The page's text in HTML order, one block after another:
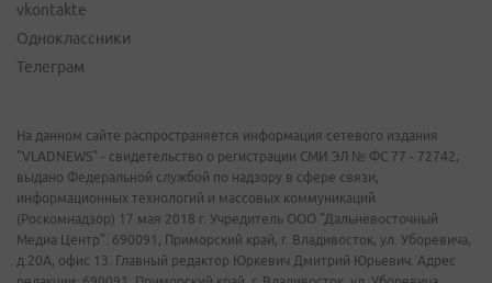
vkontakte
Одноклассники
Телеграм
На данном сайте распространяется информация сетевого издания
"VLADNEWS" - свидетельство о регистрации СМИ ЭЛ № ФС 77 - 72742,
выдано Федеральной службой по надзору в сфере связи,
информационных технологий и массовых коммуникаций
(Роскомнадзор) 17 мая 2018 г. Учредитель ООО "Дальневосточный
Медиа Центр". 690091, Приморский край, г. Владивосток, ул. Уборевича,
д.20А, офис 13. Главный редактор Юркевич Дмитрий Юрьевич. Адрес